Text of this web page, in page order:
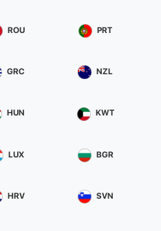
ROU PRT
GRC NZL
HUN KWT
LUX BGR
HRV SVN